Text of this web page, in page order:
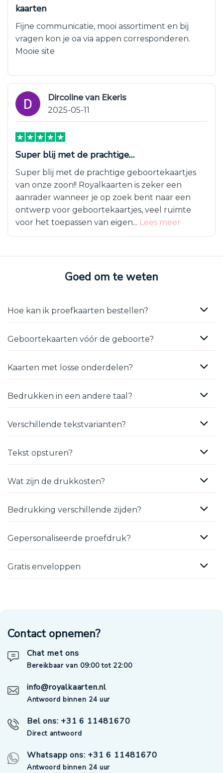
kaarten
Fijne communicatie, mooi assortiment en bij
vragen kon je oa via appen corresponderen.
Mooie site
Dircoline van Ekeris
2025-05-11
Super blij met de prachtige…
Super blij met de prachtige geboortekaartjes
van onze zoon!! Royalkaarten is zeker een
aanrader wanneer je op zoek bent naar een
ontwerp voor geboortekaartjes, veel ruimte
voor het toepassen van eigen... Lees meer
Goed om te weten
Hoe kan ik proefkaarten bestellen?
Geboortekaarten vóór de geboorte?
Kaarten met losse onderdelen?
Bedrukken in een andere taal?
Verschillende tekstvarianten?
Tekst opsturen?
Wat zijn de drukkosten?
Bedrukking verschillende zijden?
Gepersonaliseerde proefdruk?
Gratis enveloppen
Contact opnemen?
Chat met ons
Bereikbaar van 09:00 tot 22:00
info@royalkaarten.nl
Antwoord binnen 24 uur
Bel ons: +31 6 11481670
Direct antwoord
Whatsapp ons: +31 6 11481670
Antwoord binnen 24 uur